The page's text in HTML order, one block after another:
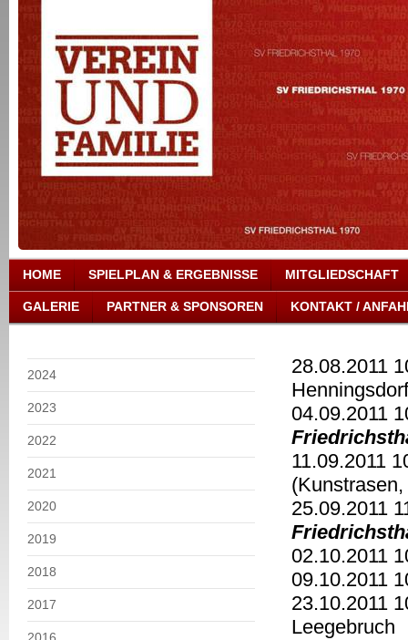
HOME SPIELPLAN & ERGEBNISSE MITGLIEDSCHAFT
GALERIE PARTNER & SPONSOREN KONTAKT /
2024
2023
2022
2021
2020
2019
2018
2017
28.08.2011
04.09.2011
11.09.2011
25.09.2011
02.10.2011
09.10.2011
23.10.2011
Leegebruch